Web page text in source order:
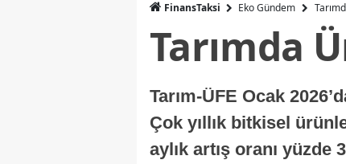
FinansTaksi Eko Gündem
Tarımda
Tarım-ÜFE Ocak
Çok yıllık bitkisel
aylık artış oranı yüzde